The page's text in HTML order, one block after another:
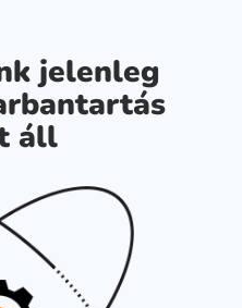
jelenleg
áll